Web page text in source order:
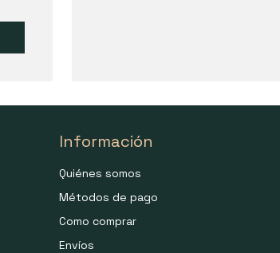
Información
Quiénes somos
Métodos de pago
Como comprar
Envíos